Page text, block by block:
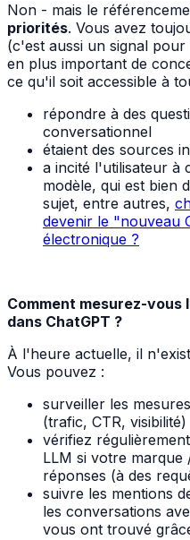
Non - mais le
priorités. Vous avez
(c'est aussi un signal
en plus important de
ce qu'il soit accessible à
répondre à des
conversationnel
étaient des sources
a incité l'utilisateur à
modèle, qui est bien
sujet, entre autres,
devenir le "nouveau
électronique ?
Comment mesurez-
dans ChatGPT ?
À l'heure actuelle, il
Vous pouvez :
surveiller les
(trafic, CTR, visibilité)
vérifiez
LLM si votre marque
réponses (à des
suivre les mentions
les conversations
vous ont trouvé